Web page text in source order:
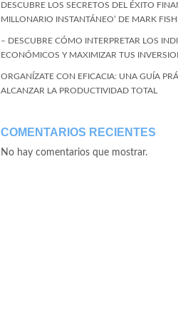
DESCUBRE LOS SECRETOS DEL ÉXITO
MILLONARIO INSTANTÁNEO’ DE MARK
– DESCUBRE CÓMO INTERPRETAR LOS
ECONÓMICOS Y MAXIMIZAR TUS
ORGANÍZATE CON EFICACIA: UNA GUÍA
ALCANZAR LA PRODUCTIVIDAD TOTAL
COMENTARIOS RECIENTES
No hay comentarios que mostrar.